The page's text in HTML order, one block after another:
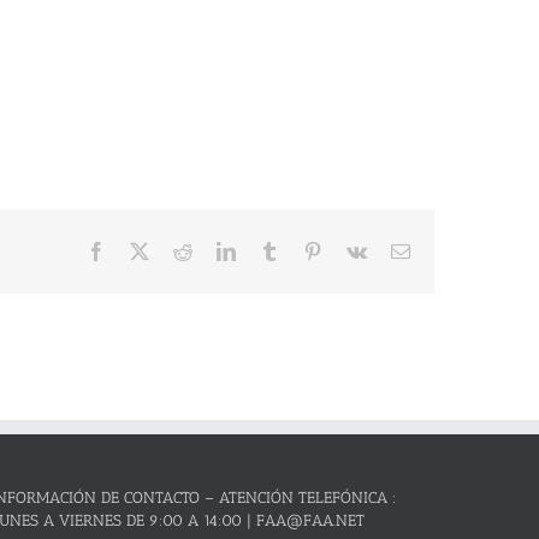
Facebook RedditLinkedInTumblr Pinterest
Vk
Correo
DE CONTACTO – ATENCIÓN TELEFÓNICA :
A VIERNES DE 9:00 A 14:00 | FAA@FAA.NET